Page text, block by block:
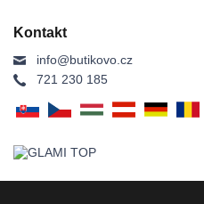
Kontakt
info@butikovo.cz
721 230 185